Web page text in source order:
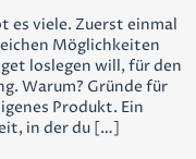
es viele. Zuerst einmal
Möglichkeiten
loslegen will, für den
Warum? Gründe für
Produkt. Ein
in der du […]